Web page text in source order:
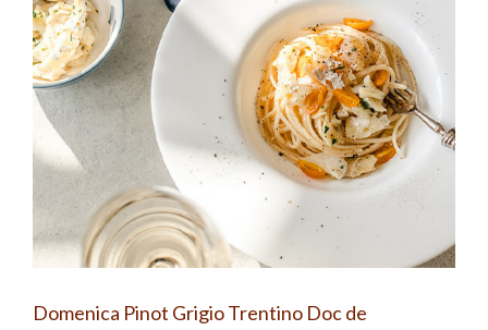
Domenica Pinot Grigio Trentino Doc de